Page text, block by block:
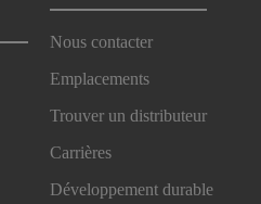
Nous contacter
Emplacements
Trouver un distributeur
Carrières
Développement durable